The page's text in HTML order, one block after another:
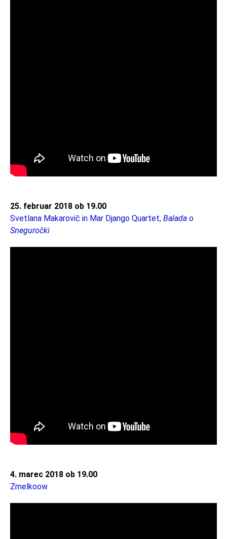
25. februar 2018 ob 19.00
Svetlana Makarovič in Mar Django Quartet, Balada o
Sneguročki
4. marec 2018 ob 19.00
Zmelkoow